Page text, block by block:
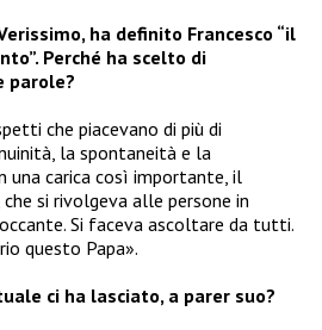
ha definito Francesco “il
Perché ha scelto di
parole?
che piacevano di più di
la spontaneità e la
una carica così importante, il
si rivolgeva alle persone in
Si faceva ascoltare da tutti.
questo Papa».
ci ha lasciato, a parer suo?